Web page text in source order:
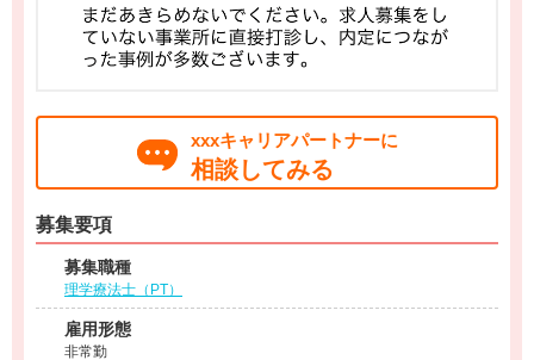
xxxキャリアパートナーに
相談してみる
募集要項
募集職種
理学療法士（PT）
雇用形態
非常勤